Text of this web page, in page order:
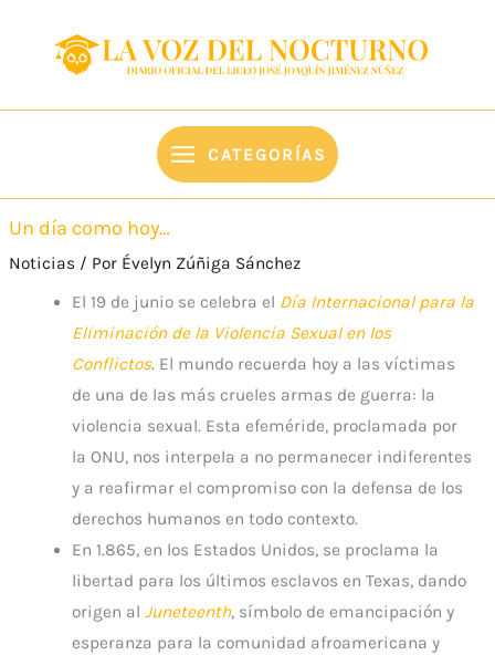
contenido
CATEGORÍAS
Un día como hoy…
Noticias / Por Évelyn Zúñiga Sánchez
El 19 de junio se celebra el Día Internacional para la
Eliminación de la Violencia Sexual en los
Conflictos. El mundo recuerda hoy a las víctimas
de una de las más crueles armas de guerra: la
violencia sexual. Esta efeméride, proclamada por
la ONU, nos interpela a no permanecer indiferentes
y a reafirmar el compromiso con la defensa de los
derechos humanos en todo contexto.
En 1.865, en los Estados Unidos, se proclama la
libertad para los últimos esclavos en Texas, dando
origen al Juneteenth, símbolo de emancipación y
esperanza para la comunidad afroamericana y